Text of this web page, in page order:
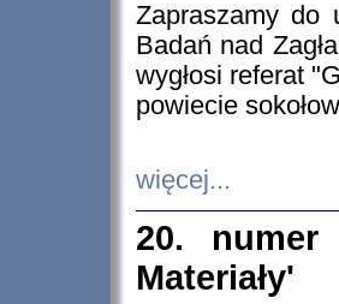
Zapraszamy do
Badań nad
wygłosi referat
powiecie
więcej...
20. numer
Materiały'